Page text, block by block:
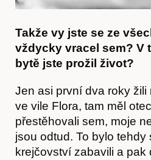
Takže vy jste se ze
vždycky vracel sem? V
bytě jste prožil život?
Jen asi první dva roky žili
ve vile Flora, tam měl
přestěhovali sem, moje
jsou odtud. To bylo tehdy
krejčovství zabavili a pak